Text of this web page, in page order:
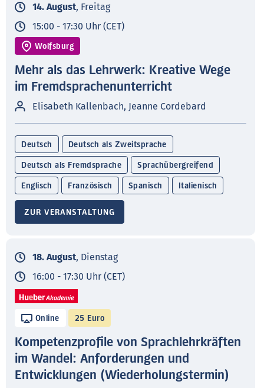
14. August, Freitag
15:00 - 17:30 Uhr (CET)
Wolfsburg
Mehr als das Lehrwerk: Kreative Wege
im Fremdsprachenunterricht
Elisabeth Kallenbach, Jeanne Cordebard
Deutsch Deutsch als Zweitsprache
Deutsch als Fremdsprache Sprachübergreifend
Englisch Französisch Spanisch Italienisch
ZUR VERANSTALTUNG
18. August, Dienstag
16:00 - 17:30 Uhr (CET)
Online 25 Euro
Kompetenzprofile von Sprachlehrkräften
im Wandel: Anforderungen und
Entwicklungen (Wiederholungstermin)